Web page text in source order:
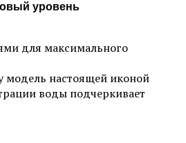
уровень
для максимального
модель настоящей иконой
воды подчеркивает